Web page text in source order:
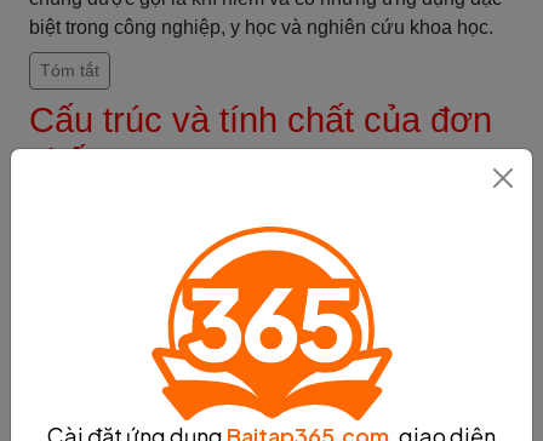
biệt trong công nghiệp, y học và nghiên cứu khoa học.
Tóm tắt
Cấu trúc và tính chất của đơn
chất
Cấu trúc của đơn chất kim loại là một phần quan trọng
trong việc hiểu về tính chất của chúng. Cấu trúc tinh thể
của đơn chất kim loại thường có dạng hình lưới, trong
đó các nguyên tử kim loại được sắp xếp gọn gàng và có
thứ tự. Điều này tạo nên tính chất đặc trưng của kim loại
như độ cứng, độ dẻo, độ bền và độ dẫn điện cao.
Mật độ của đơn chất kim loại cũng là một đặc điểm quan